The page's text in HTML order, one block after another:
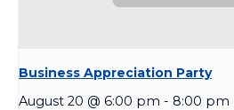
Business Appreciation Party
August 20 @ 6:00 pm - 8:00 pm